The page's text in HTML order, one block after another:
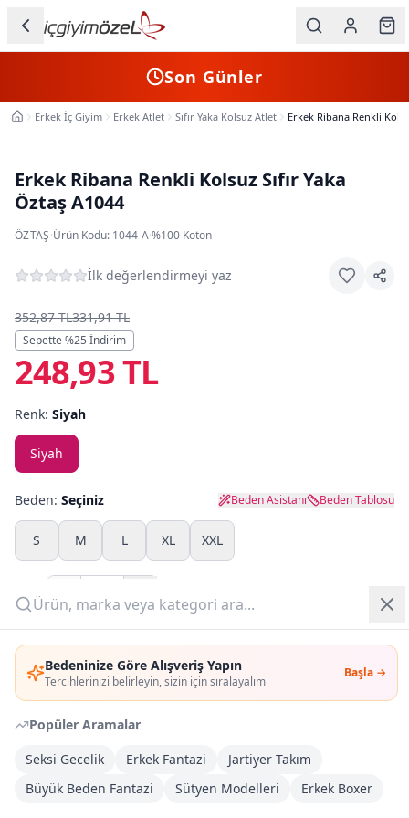
Bedeninize Göre Alışveriş Yapın
Tercihlerinizi belirleyin, sizin için sıralayalım
Başla →
Popüler Aramalar
Seksi Gecelik
Erkek Fantazi
Jartiyer Takım
Büyük Beden Fantazi
Sütyen Modelleri Erkek Boxer
Erkek
Çocuk
Beden
Markalar
Plaj & Mayo
Yazlık Pijama
Yeni Gelenler
Giriş Yap
Üye Ol
Son Günler
Ana SayfaErkek İç Giyim Erkek Atlet Sıfır Yaka Kolsuz Atlet Erkek Ribana Renkli
Erkek Ribana Renkli Kolsuz Sıfır Yaka
Öztaş A1044
ÖZTAŞ·Ürün Kodu: 1044-A·%100 Koton
İlk değerlendirmeyi yaz
352,87 TL331,91 TL
Sepette %25 İndirim
248,93 TL
Renk: Siyah
Siyah
Beden: Seçiniz Beden Asistanı Beden Tablosu
S M L XL XXL
Adet:
Sepete Ekle
Şimdi Al
DHL Kargoya Teslim